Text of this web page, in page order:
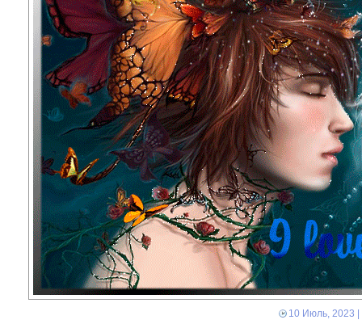
10 Июль, 2023